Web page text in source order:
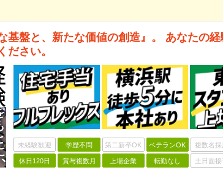
基盤と、新たな価値の創造』。 あなたの
ださい。
未経験歓迎 学歴不問 第二新卒OK ベテランOK 複数名採
休日120日 賞与複数月 上場企業 転勤なし 土日面接